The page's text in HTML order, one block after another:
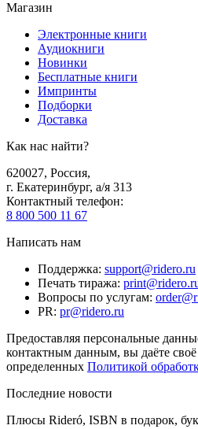
Магазин
Электронные книги
Аудиокниги
Новинки
Бесплатные книги
Импринты
Подборки
Доставка
Как нас найти?
620027, Россия,
г. Екатеринбург, а/я 313
Контактный телефон:
8 800 500 11 67
Написать нам
Поддержка: support@ridero.ru
Печать тиража:
Вопросы по услугам:
PR: pr@ridero.ru
Предоставляя персональные
контактным данным, вы даёте своё
определенных Политикой
Последние новости
Плюсы Rideró, ISBN в подарок,